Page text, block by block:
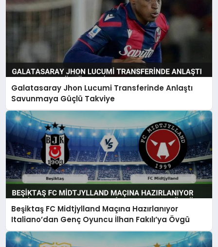
Galatasaray Jhon Lucumi Transferinde Anlaştı
Savunmaya Güçlü Takviye
Beşiktaş FC Midtjylland Maçına Hazırlanıyor
Italiano’dan Genç Oyuncu İlhan Fakılı’ya Övgü